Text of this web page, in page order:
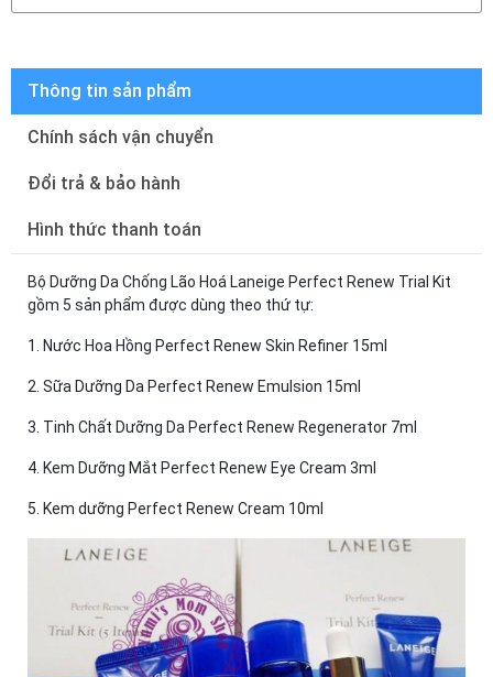
Thông tin sản phẩm
Chính sách vận chuyển
Đổi trả & bảo hành
Hình thức thanh toán
Bộ Dưỡng Da Chống Lão Hoá Laneige Perfect Renew Trial Kit
gồm 5 sản phẩm được dùng theo thứ tự:
1. Nước Hoa Hồng Perfect Renew Skin Refiner 15ml
2. Sữa Dưỡng Da Perfect Renew Emulsion 15ml
3. Tinh Chất Dưỡng Da Perfect Renew Regenerator 7ml
4. Kem Dưỡng Mắt Perfect Renew Eye Cream 3ml
5. Kem dưỡng Perfect Renew Cream 10ml